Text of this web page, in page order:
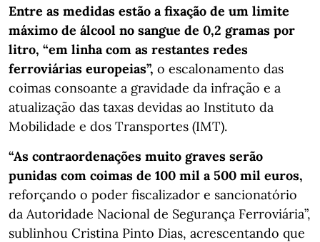
Entre as medidas estão a fixação de um limite
máximo de álcool no sangue de 0,2 gramas por
litro, “em linha com as restantes redes
ferroviárias europeias”, o escalonamento das
coimas consoante a gravidade da infração e a
atualização das taxas devidas ao Instituto da
Mobilidade e dos Transportes (IMT).
“As contraordenações muito graves serão
punidas com coimas de 100 mil a 500 mil euros,
reforçando o poder fiscalizador e sancionatório
da Autoridade Nacional de Segurança Ferroviária”,
sublinhou Cristina Pinto Dias, acrescentando que